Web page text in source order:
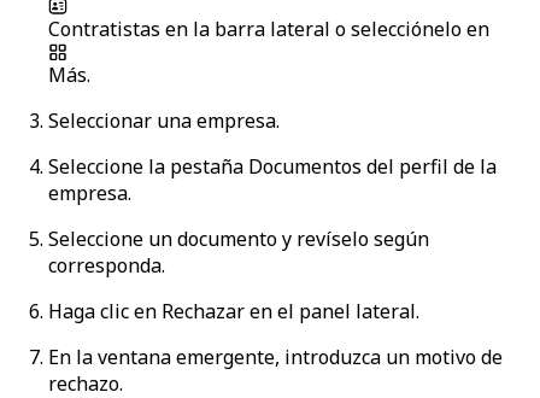
Contratistas en la barra lateral o selecciónelo en
Más.
Seleccionar una empresa.
Seleccione la pestaña Documentos del perfil de la
empresa.
Seleccione un documento y revíselo según
corresponda.
Haga clic en Rechazaren el panel lateral.
En la ventana emergente, introduzca un motivo de
rechazo.